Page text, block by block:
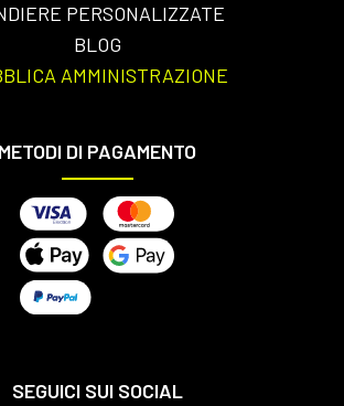
PERSONALIZZATE
BLOG
AMMINISTRAZIONE
METODI DI PAGAMENTO
SEGUICI SUI SOCIAL